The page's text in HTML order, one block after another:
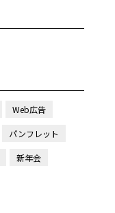
Web広告
パンフレット
新年会